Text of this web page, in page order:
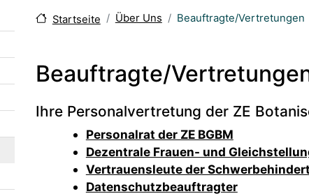
Startseite Über Uns Beauftragte/Vertretungen
Beauftragte/
Body
Ihre Personalvertretung der ZE
Personalrat der ZE BGBM
Dezentrale Frauen- und
Vertrauensleute der
Datenschutzbeauftragter